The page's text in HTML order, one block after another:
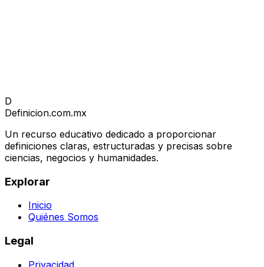
D
Definicion.com.mx
Un recurso educativo dedicado a proporcionar
definiciones claras, estructuradas y precisas sobre
ciencias, negocios y humanidades.
Explorar
Inicio
Quiénes Somos
Legal
Privacidad